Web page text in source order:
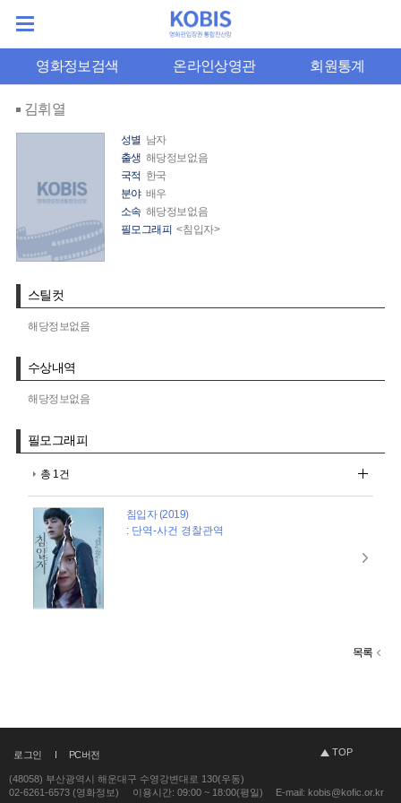
영화정보검색 온라인상영관 회원통계
김휘열
성별 남자
출생 해당정보없음
국적 한국
분야 배우
소속 해당정보없음
필모그래피 <침입자>
스틸컷
해당정보없음
수상내역
해당정보없음
필모그래피
총 1건
침입자 (2019)
: 단역-사건 경찰관역
목록
로그인 PC버전 TOP
(48058) 부산광역시 해운대구 수영강변대로 130(우동)
02-6261-6573 (영화정보)
이용시간: 09:00 ~ 18:00(평일) E-mail: kobis@kofic.or.kr